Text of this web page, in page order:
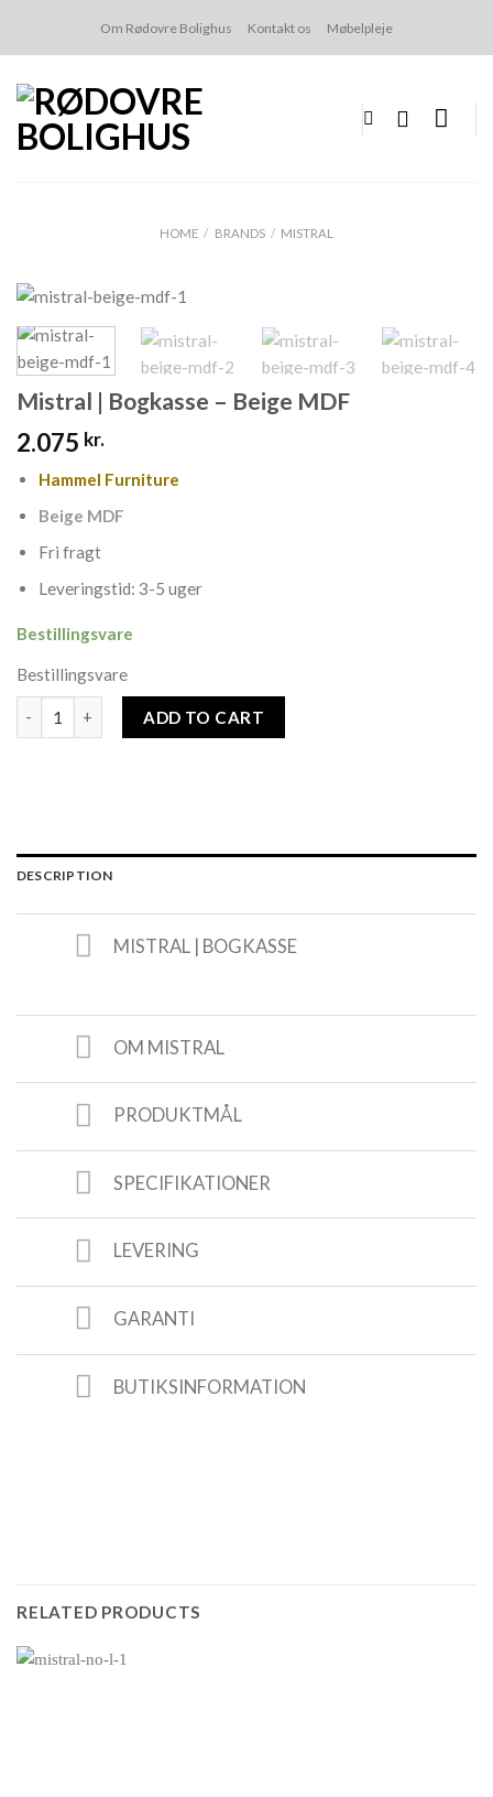
Om Rødovre Bolighus Kontakt os Møbelpleje
HOME / BRANDS / MISTRAL
Mistral | Bogkasse – Beige MDF
2.075 kr.
Hammel Furniture
Beige MDF
Fri fragt
Leveringstid: 3-5 uger
Bestillingsvare
Bestillingsvare
ADD TO CART
DESCRIPTION
MISTRAL | BOGKASSE
OM MISTRAL
PRODUKTMÅL
SPECIFIKATIONER
LEVERING
GARANTI
BUTIKSINFORMATION
RELATED PRODUCTS